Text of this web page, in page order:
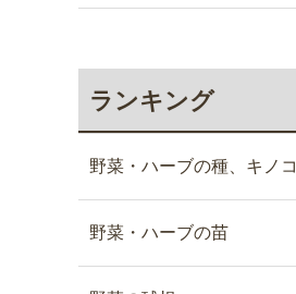
ランキング
野菜・ハーブの種、キノコ
野菜・ハーブの苗